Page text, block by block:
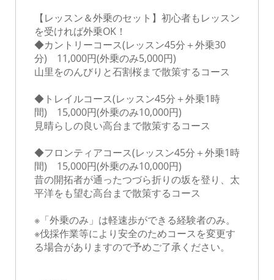
【レッスン＆外乗のセット】初心者もレッスン
を受ければ外乗OK！
◆カントリーコース(レッスン45分＋外乗30
分) 11,000円(外乗のみ5,000円)
山里をのんびりと石割桜まで散策するコース
◆トレイルコース(レッスン45分＋外乗1時
間) 15,000円(外乗のみ10,000円)
見晴らしの良い高台まで散策するコース
◆フロンティアコース(レッスン45分＋外乗1時
間) 15,000円(外乗のみ10,000円)
昔の開拓者が通ったつづら折りの坂を登り、太
平洋をも望む高台まで散策するコース
※「外乗のみ」は軽速歩ができる経験者のみ。
※伐採作業等により安全のためコースを変更す
る場合がありますので予めご了承ください。